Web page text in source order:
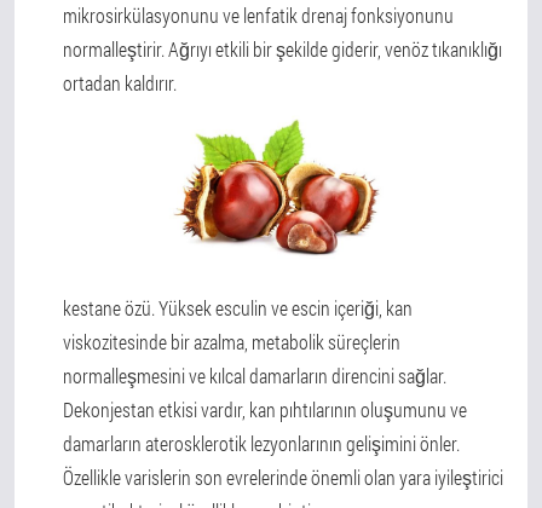
mikrosirkülasyonunu ve lenfatik drenaj fonksiyonunu
normalleştirir. Ağrıyı etkili bir şekilde giderir, venöz tıkanıklığı
ortadan kaldırır.
kestane özü. Yüksek esculin ve escin içeriği, kan
viskozitesinde bir azalma, metabolik süreçlerin
normalleşmesini ve kılcal damarların direncini sağlar.
Dekonjestan etkisi vardır, kan pıhtılarının oluşumunu ve
damarların aterosklerotik lezyonlarının gelişimini önler.
Özellikle varislerin son evrelerinde önemli olan yara iyileştirici